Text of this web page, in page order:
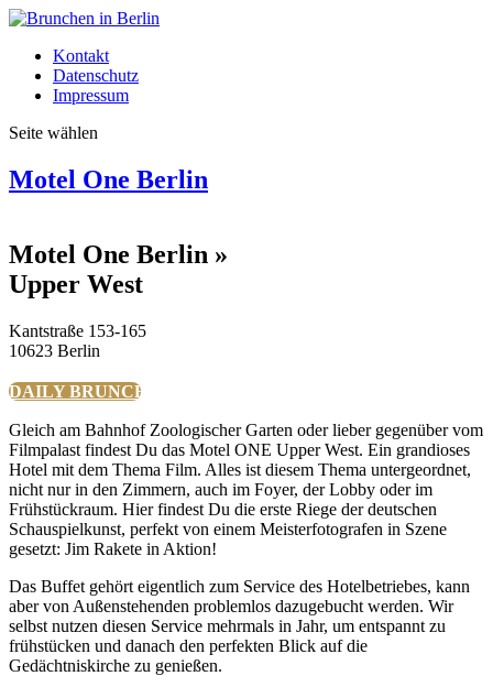
Kontakt
Datenschutz
Impressum
Seite wählen
Motel One Berlin
Motel One Berlin »
Upper West
Kantstraße 153-165
10623 Berlin
DAILY BRUNCH
Gleich am Bahnhof Zoologischer Garten oder lieber gegenüber vom
Filmpalast findest Du das Motel ONE Upper West. Ein grandioses
Hotel mit dem Thema Film. Alles ist diesem Thema untergeordnet,
nicht nur in den Zimmern, auch im Foyer, der Lobby oder im
Frühstückraum. Hier findest Du die erste Riege der deutschen
Schauspielkunst, perfekt von einem Meisterfotografen in Szene
gesetzt: Jim Rakete in Aktion!
Das Buffet gehört eigentlich zum Service des Hotelbetriebes, kann
aber von Außenstehenden problemlos dazugebucht werden. Wir
selbst nutzen diesen Service mehrmals in Jahr, um entspannt zu
frühstücken und danach den perfekten Blick auf die
Gedächtniskirche zu genießen.